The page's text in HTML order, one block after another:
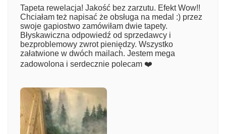
Numer zamówienia
Imię
Tapeta rewelacja! Jakość bez zarzutu. Efekt Wow!!
Chciałam też napisać że obsługa na medal :) przez
swoje gapiostwo zamówiłam dwie tapety.
Błyskawiczna odpowiedź od sprzedawcy i
bezproblemowy zwrot pieniędzy. Wszystko
załatwione w dwóch mailach. Jestem mega
zadowolona i serdecznie polecam ❤️